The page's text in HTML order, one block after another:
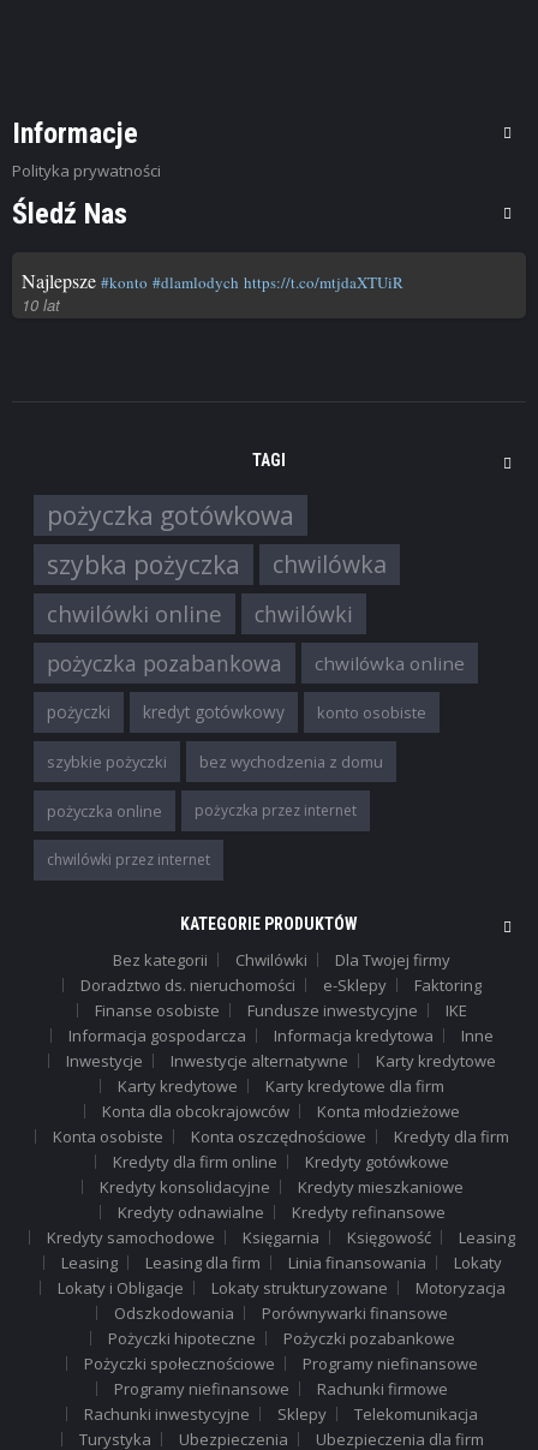
Informacje
Polityka prywatności
Śledź Nas
Najlepsze #konto #dlamlodych https://t.co/mtjdaXTUiR
10 lat
TAGI
pożyczka gotówkowa
szybka pożyczka
chwilówka
chwilówki online
chwilówki
pożyczka pozabankowa
chwilówka online
pożyczki kredyt gotówkowy konto osobiste
szybkie pożyczki bez wychodzenia z domu
pożyczka online pożyczka przez internet
chwilówki przez internet
KATEGORIE PRODUKTÓW
Bez kategorii Chwilówki
Dla Twojej firmy
Doradztwo ds. nieruchomości
e-Sklepy
Faktoring
Finanse osobiste
Fundusze inwestycyjne
IKE
Informacja gospodarcza
Informacja kredytowa
Inne
Inwestycje
Inwestycje alternatywne
Karty kredytowe
Karty kredytowe
Karty kredytowe dla firm
Konta dla obcokrajowców
Konta młodzieżowe
Konta osobiste
Konta oszczędnościowe
Kredyty dla firm
Kredyty dla firm online
Kredyty gotówkowe
Kredyty konsolidacyjne
Kredyty mieszkaniowe
Kredyty odnawialne
Kredyty refinansowe
Kredyty samochodowe
Księgarnia Księgowość
Leasing
Leasing
Leasing dla firm Linia finansowania
Lokaty
Lokaty i Obligacje
Lokaty strukturyzowane
Motoryzacja
Odszkodowania
Porównywarki finansowe
Pożyczki hipoteczne
Pożyczki pozabankowe
Pożyczki społecznościowe
Programy niefinansowe
Programy niefinansowe
Rachunki firmowe
Rachunki inwestycyjne
Sklepy
Telekomunikacja
Turystyka
Ubezpieczenia Ubezpieczenia dla firm